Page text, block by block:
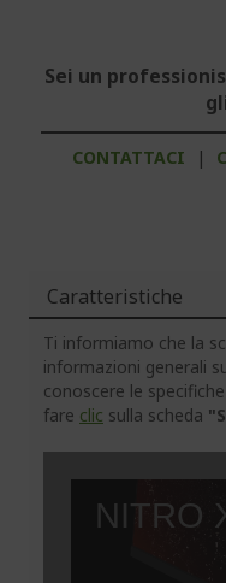
Sei un
CONTATTACI |
Caratteristiche
Ti informiamo che la
informazioni generali
conoscere le
fare clic sulla scheda